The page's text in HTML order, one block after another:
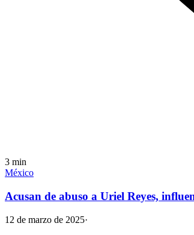
3 min
México
Acusan de abuso a Uriel Reyes,
12 de marzo de 2025·